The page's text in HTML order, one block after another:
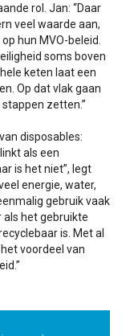
rol. Jan: “Daar
veel waarde aan,
hun MVO-beleid.
soms boven
keten laat een
Op dat vlak gaan
zetten.”
disposables:
als een
is het niet”, legt
energie, water,
gebruik vaak
het gebruikte
is. Met al
voordeel van